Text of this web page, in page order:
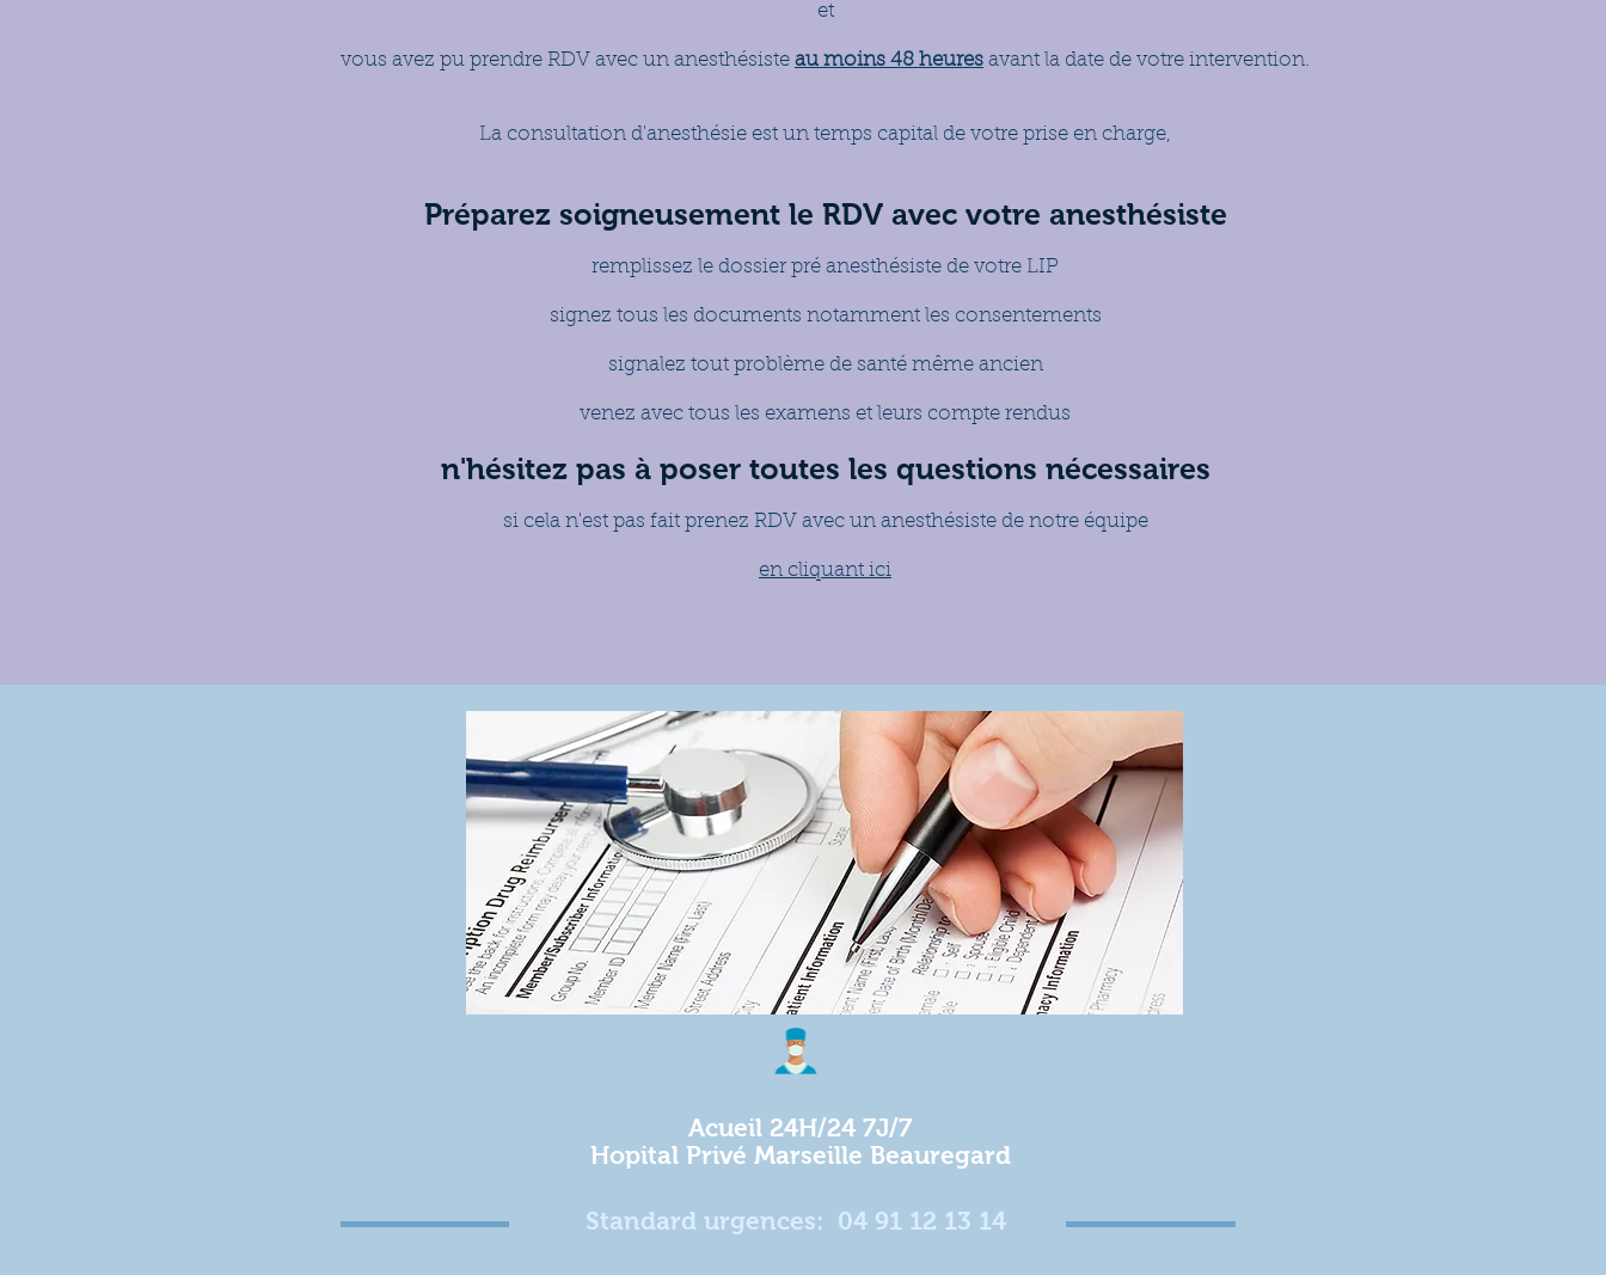
et
vous avez pu prendre RDV avec un anesthésiste au moins 48 heures avant la date de votre intervention.
La consultation d'anesthésie est un temps capital de votre prise en charge,
Préparez soigneusement le RDV avec votre anesthésiste
remplissez le dossier pré anesthésiste de votre LIP
signez tous les documents notamment les consentements
signalez tout problème de santé même ancien
venez avec tous les examens et leurs compte rendus
n'hésitez pas à poser toutes les questions nécessaires
si cela n'est pas fait prenez RDV avec un anesthésiste de notre équipe
en cliquant ici
Standard urgences: 04 91 12 13 14
Acueil 24H/24 7J/7
Hopital Privé Marseille Beauregard